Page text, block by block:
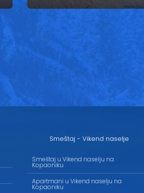
Smeštaj - Vikend naselje
Smeštaj u Vikend naselju na
Kopaoniku
Apartmani u Vikend naselju na
Kopaoniku